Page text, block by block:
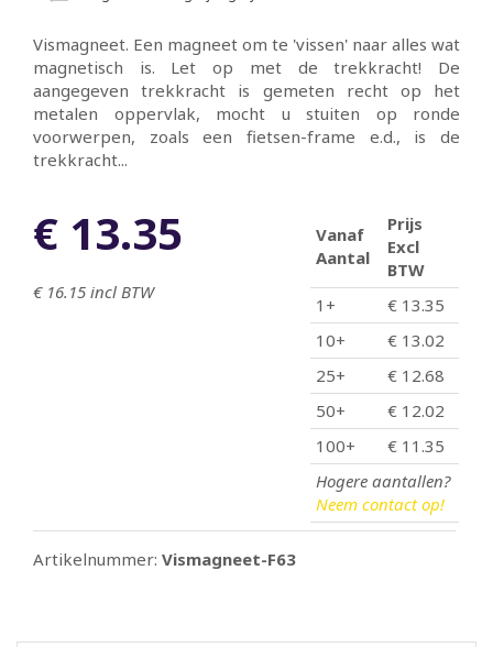
Vismagneet. Een magneet om te 'vissen' naar alles wat
magnetisch is. Let op met de trekkracht! De
aangegeven trekkracht is gemeten recht op het
metalen oppervlak, mocht u stuiten op ronde
voorwerpen, zoals een fietsen-frame e.d., is de
trekkracht...
€ 13.35
€ 16.15 incl BTW
Vanaf
Aantal
Prijs
Excl
BTW
1+
€ 13.35
10+
€ 13.02
25+
€ 12.68
50+
€ 12.02
100+
€ 11.35
Hogere aantallen?
Neem contact op!
Artikelnummer: Vismagneet-F63